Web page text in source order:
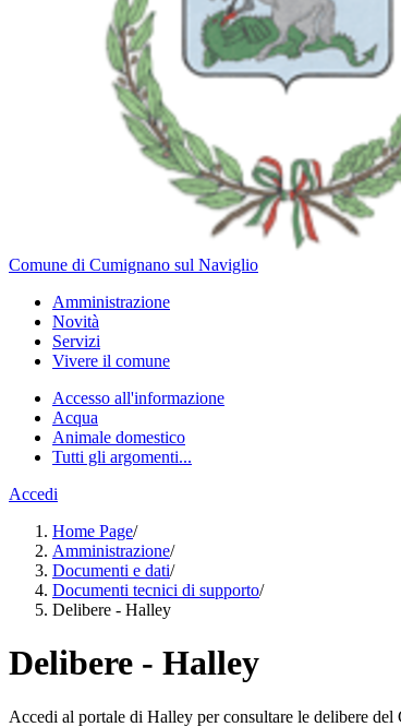
Comune di Cumignano sul Naviglio
Amministrazione
Novità
Servizi
Vivere il comune
Accesso all'informazione
Acqua
Animale domestico
Tutti gli argomenti...
Accedi
Home Page/
Amministrazione/
Documenti e dati/
Documenti tecnici di supporto/
Delibere - Halley
Delibere - Halley
Accedi al portale di Halley per consultare le delibere